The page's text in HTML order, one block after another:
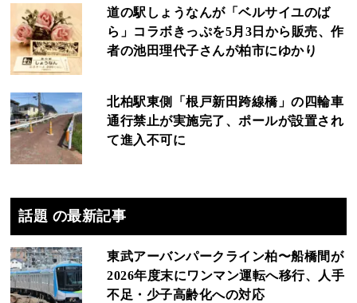
道の駅しょうなんが「ベルサイユのば
ら」コラボきっぷを5月3日から販売、作
者の池田理代子さんが柏市にゆかり
北柏駅東側「根戸新田跨線橋」の四輪車
通行禁止が実施完了、ポールが設置され
て進入不可に
話題 の最新記事
東武アーバンパークライン柏〜船橋間が
2026年度末にワンマン運転へ移行、人手
不足・少子高齢化への対応